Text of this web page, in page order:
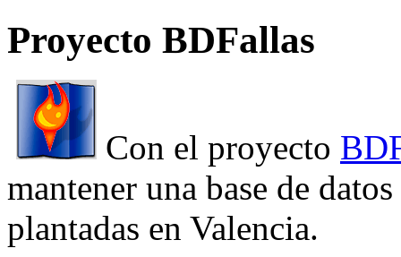
Proyecto BDFallas
Con el proyecto
mantener una base de
plantadas en Valencia.